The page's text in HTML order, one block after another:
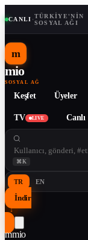
CANLI ·TÜRKIYE'NIN
SOSYAL AĞI
m
mio
SOSYAL AĞ
Keşfet Üyeler
TV LIVE Canlı
⌘K
TR EN
İndir
↓
mmio